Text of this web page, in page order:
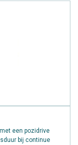
een pozidrive
bij continue